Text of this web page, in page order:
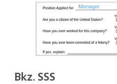
Bkz. SSS